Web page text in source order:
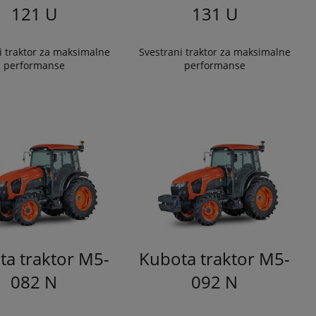
121 U
traktor za maksimalne
performanse
131 U
Svestrani traktor za maksimalne
performanse
traktor M5-
082 N
Kubota traktor M5-
092 N